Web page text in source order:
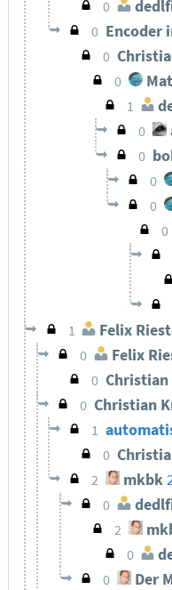
0
0 Encoder
0
0
1
0
0
0
0
0
1 Felix
0 Felix
0 Christian
0 Christian
1
0
2 mkbk
0
2
0
0 Der